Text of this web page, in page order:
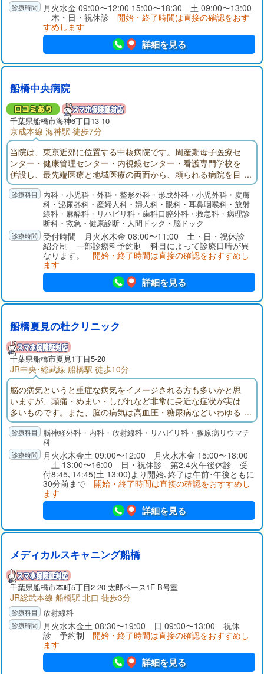
月火水金 09:00〜12:00 15:00〜18:30 土 09:00〜13:00
木・日・祝休診 開始・終了時間は直接の確認をおす
すめします
詳細を見る
船橋中央病院
千葉県船橋市海神6丁目13-10
京成本線 海神駅 徒歩7分
当院は、東京近郊に位置する中核病院です。周産期母子医療セ
ンター・健康管理センター・内視鏡センター・看護専門学校を
併設し、最先端医療と地域医療の両面から、頼られる病院を目
指しています。今後医療連携をさらに進めるために紹介患者さ
んを中心とした外来診療に転換して行く方針です。
内科・小児科・外科・整形外科・形成外科・小児外科・皮膚
科・泌尿器科・産婦人科・婦人科・眼科・耳鼻咽喉科・放射
線科・麻酔科・リハビリ科・歯科口腔外科・救急科・病理診
断科・救急・健康診断・人間ドック・脳ドック
受付時間 月火水木金 08:00〜11:00 土・日・祝休診
紹介制 一部診療科予約制 科目によって診療日時が異
なります。 開始・終了時間は直接の確認をおすすめし
ます
詳細を見る
船橋夏見の杜クリニック
千葉県船橋市夏見1丁目5-20
JR中央･総武線 船橋駅 徒歩10分
脳の病気というと重症な病気をイメージされる方も多いかと思
いますが、頭痛・めまい・しびれなど非常に身近な症状が実は
多いものです。また、脳の病気は高血圧・糖尿病などいわゆる
生活習慣病とも密接に関わっています。私はこれまで脳神経外
科を中心に学んできましたが、脳を中心として全身（人）を診
る診察を心掛けてきました。身体に関する不安・悩みのある方
はお気軽にご来院ください。
脳神経外科・内科・放射線科・リハビリ科・膠原病リウマチ
科
月火水木金土 09:00〜12:00 月火水木金 15:00〜18:00
土 13:00〜16:00 日・祝休診 第2.4火午後休診 受
付8:45､14:45(土 13:00)より開始､終了は午前･午後ともに
30分前まで 開始・終了時間は直接の確認をおすすめし
ます
詳細を見る
メディカルスキャニング船橋
千葉県船橋市本町5丁目2-20 太郎ベース1F B号室
JR総武本線 船橋駅 北口 徒歩3分
放射線科
月火水木金土 08:30〜19:00 日 09:00〜13:00 祝休
診 予約制 開始・終了時間は直接の確認をおすすめし
ます
詳細を見る